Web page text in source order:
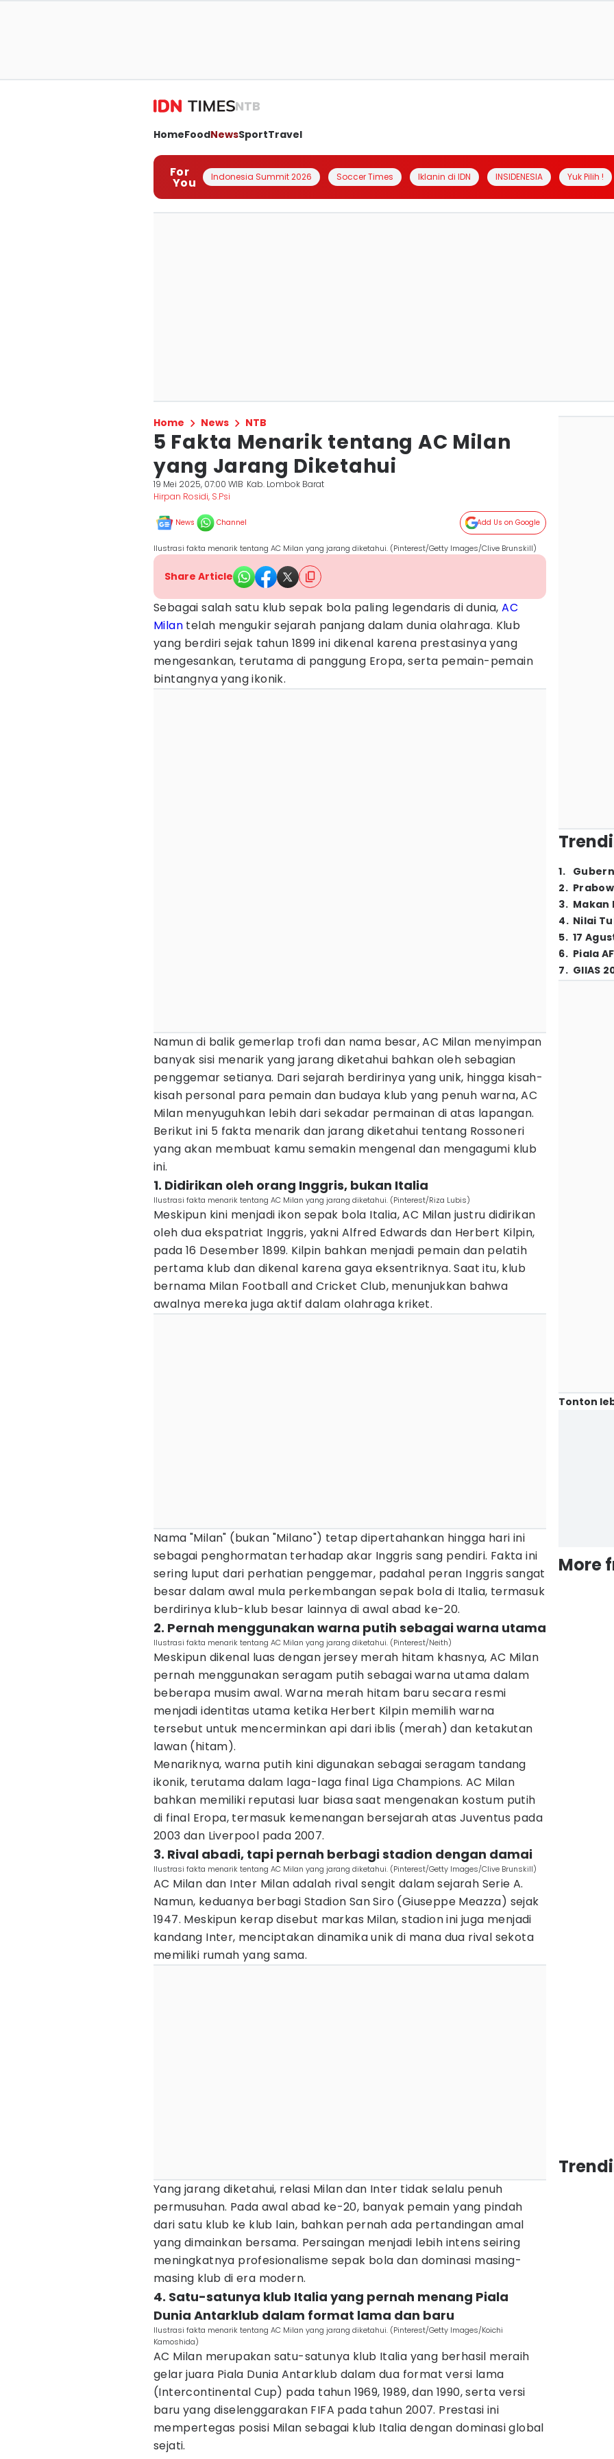
NTB
HomeFoodNewsSportTravel
For
You Indonesia Summit 2026 Soccer Times Iklanin di IDN INSIDENESIA Yuk Pilih !
Home News NTB
5 Fakta Menarik tentang AC Milan
yang Jarang Diketahui
19 Mei 2025, 07:00 WIB Kab. Lombok Barat
Hirpan Rosidi, S.Psi
News Channel Add Us on Google
Ilustrasi fakta menarik tentang AC Milan yang jarang diketahui. (Pinterest/Getty Images/Clive Brunskill)
Share Article
Sebagai salah satu klub sepak bola paling legendaris di dunia,AC
Milan telah mengukir sejarah panjang dalam dunia olahraga. Klub
yang berdiri sejak tahun 1899 ini dikenal karena prestasinya yang
mengesankan, terutama di panggung Eropa, serta pemain-pemain
bintangnya yang ikonik.
Namun di balik gemerlap trofi dan nama besar, AC Milan menyimpan
banyak sisi menarik yang jarang diketahui bahkan oleh sebagian
penggemar setianya. Dari sejarah berdirinya yang unik, hingga kisah-
kisah personal para pemain dan budaya klub yang penuh warna, AC
Milan menyuguhkan lebih dari sekadar permainan di atas lapangan.
Berikut ini 5 fakta menarik dan jarang diketahui tentang Rossoneri
yang akan membuat kamu semakin mengenal dan mengagumi klub
ini.
1. Didirikan oleh orang Inggris, bukan Italia
Ilustrasi fakta menarik tentang AC Milan yang jarang diketahui. (Pinterest/Riza Lubis)
Meskipun kini menjadi ikon sepak bola Italia, AC Milan justru didirikan
oleh dua ekspatriat Inggris, yakni Alfred Edwards dan Herbert Kilpin,
pada 16 Desember 1899. Kilpin bahkan menjadi pemain dan pelatih
pertama klub dan dikenal karena gaya eksentriknya. Saat itu, klub
bernama Milan Football and Cricket Club, menunjukkan bahwa
awalnya mereka juga aktif dalam olahraga kriket.
Nama "Milan" (bukan "Milano") tetap dipertahankan hingga hari ini
sebagai penghormatan terhadap akar Inggris sang pendiri. Fakta ini
sering luput dari perhatian penggemar, padahal peran Inggris sangat
besar dalam awal mula perkembangan sepak bola di Italia, termasuk
berdirinya klub-klub besar lainnya di awal abad ke-20.
2. Pernah menggunakan warna putih sebagai warna utama
Ilustrasi fakta menarik tentang AC Milan yang jarang diketahui. (Pinterest/Neith)
Meskipun dikenal luas dengan jersey merah hitam khasnya, AC Milan
pernah menggunakan seragam putih sebagai warna utama dalam
beberapa musim awal. Warna merah hitam baru secara resmi
menjadi identitas utama ketika Herbert Kilpin memilih warna
tersebut untuk mencerminkan api dari iblis (merah) dan ketakutan
lawan (hitam).
Menariknya, warna putih kini digunakan sebagai seragam tandang
ikonik, terutama dalam laga-laga final Liga Champions. AC Milan
bahkan memiliki reputasi luar biasa saat mengenakan kostum putih
di final Eropa, termasuk kemenangan bersejarah atas Juventus pada
2003 dan Liverpool pada 2007.
3. Rival abadi, tapi pernah berbagi stadion dengan damai
Ilustrasi fakta menarik tentang AC Milan yang jarang diketahui. (Pinterest/Getty Images/Clive Brunskill)
AC Milan dan Inter Milan adalah rival sengit dalam sejarah Serie A.
Namun, keduanya berbagi Stadion San Siro (Giuseppe Meazza) sejak
1947. Meskipun kerap disebut markas Milan, stadion ini juga menjadi
kandang Inter, menciptakan dinamika unik di mana dua rival sekota
memiliki rumah yang sama.
Yang jarang diketahui, relasi Milan dan Inter tidak selalu penuh
permusuhan. Pada awal abad ke-20, banyak pemain yang pindah
dari satu klub ke klub lain, bahkan pernah ada pertandingan amal
yang dimainkan bersama. Persaingan menjadi lebih intens seiring
meningkatnya profesionalisme sepak bola dan dominasi masing-
masing klub di era modern.
4. Satu-satunya klub Italia yang pernah menang Piala
Dunia Antarklub dalam format lama dan baru
Ilustrasi fakta menarik tentang AC Milan yang jarang diketahui. (Pinterest/Getty Images/Koichi
Kamoshida)
AC Milan merupakan satu-satunya klub Italia yang berhasil meraih
gelar juara Piala Dunia Antarklub dalam dua format versi lama
(Intercontinental Cup) pada tahun 1969, 1989, dan 1990, serta versi
baru yang diselenggarakan FIFA pada tahun 2007. Prestasi ini
mempertegas posisi Milan sebagai klub Italia dengan dominasi global
sejati.
1.
2.
3. Makan
4. Nilai
5. 17
6. Piala
7. GIIAS
Tonton
More